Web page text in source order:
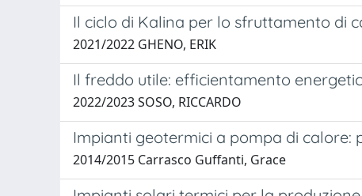
Il ciclo di Kalina per lo sfruttamento di
2021/2022 GHENO, ERIK
Il freddo utile: efficientamento
2022/2023 SOSO, RICCARDO
Impianti geotermici a pompa di
2014/2015 Carrasco Guffanti, Grace